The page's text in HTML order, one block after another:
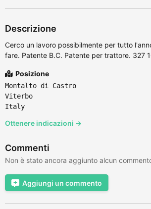
Descrizione
Cerco un lavoro possibilmente per tutto
fare. Patente B.C. Patente per trattore. 327
Posizione
Montalto di Castro
Viterbo
Italy
Ottenere indicazioni →
Commenti
Non è stato ancora aggiunto alcun
Aggiungi un commento